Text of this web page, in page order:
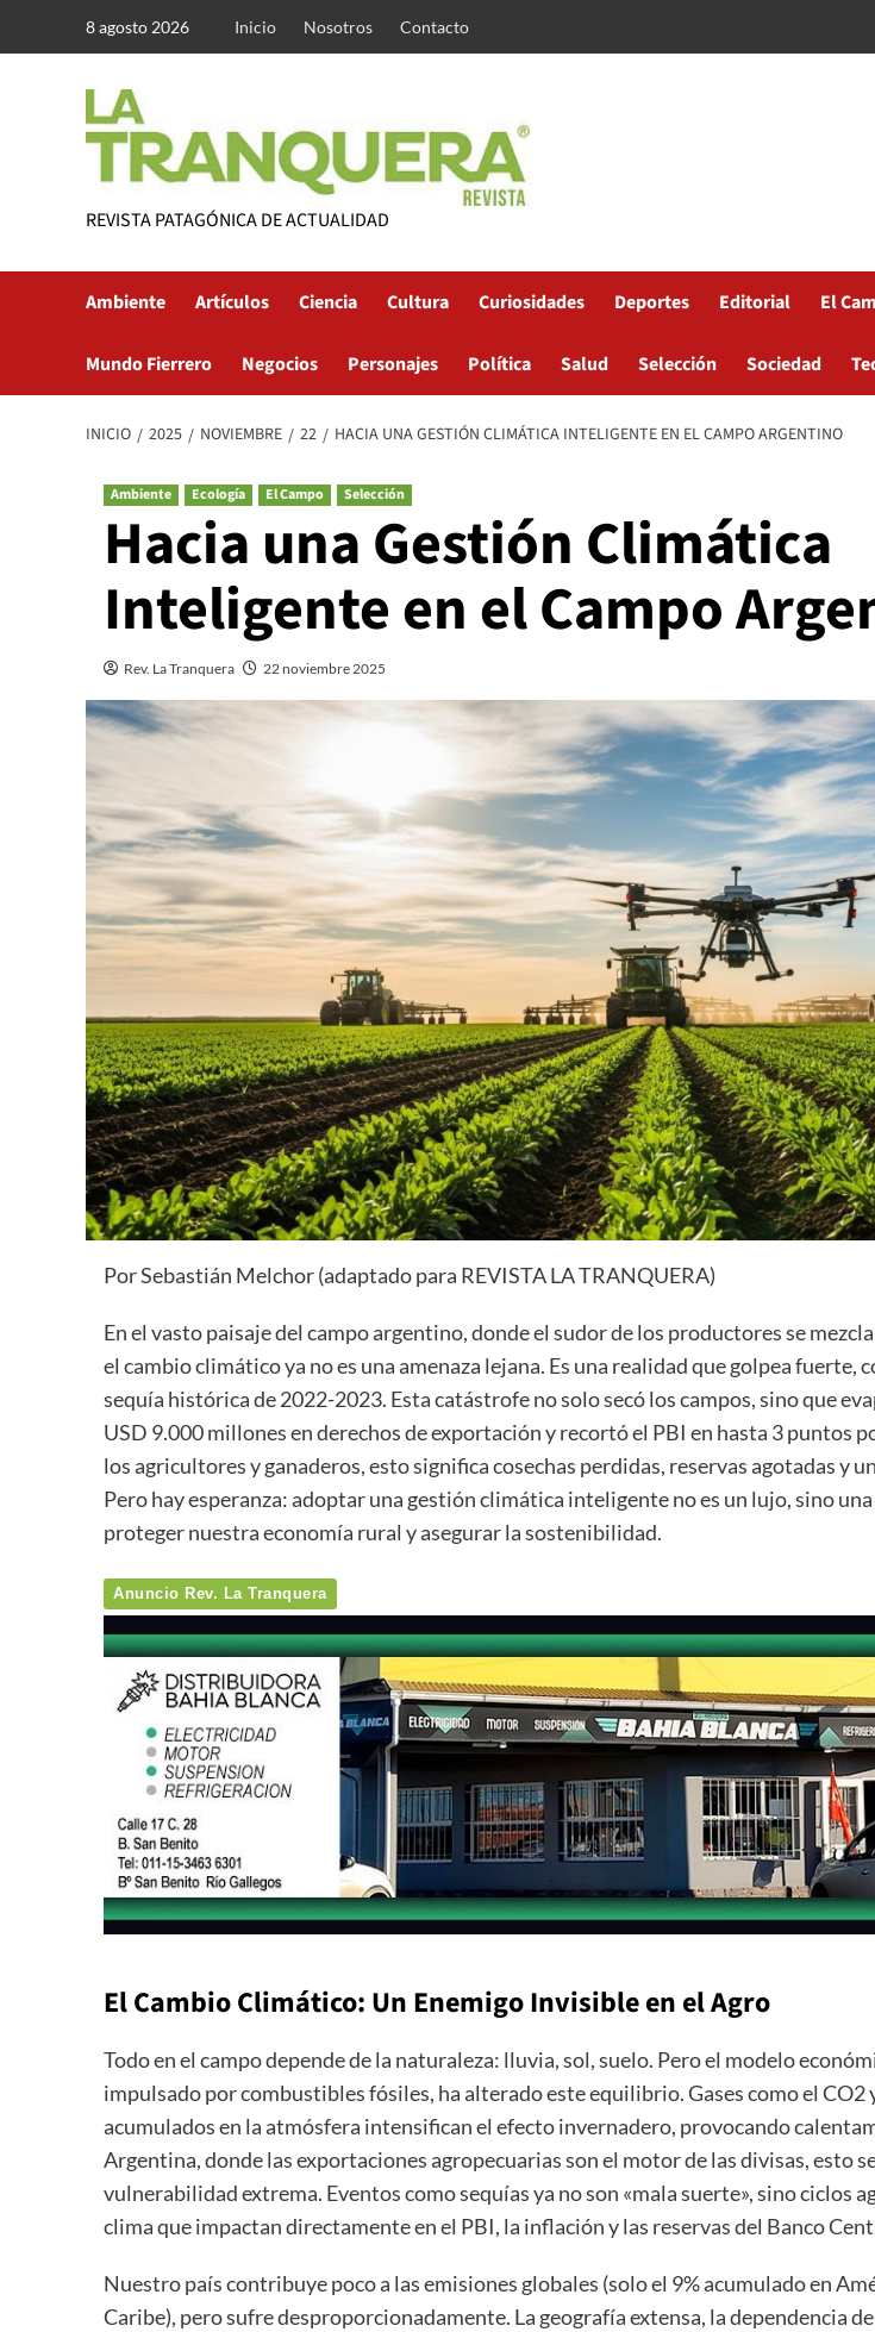
8 agosto 2026 Inicio Nosotros Contacto
REVISTA PATAGÓNICA DE ACTUALIDAD
Ambiente Artículos Ciencia Cultura Curiosidades Deportes Editorial El
Mundo Fierrero Negocios Personajes Política Salud Selección Sociedad
INICIO 2025 NOVIEMBRE 22 HACIA UNA GESTIÓN CLIMÁTICA INTELIGENTE EN EL CAMPO ARGENTINO
Ambiente Ecología El Campo Selección
Hacia una Gestión Climática
Inteligente en el Campo
Rev. La Tranquera 22 noviembre 2025
Por Sebastián Melchor (adaptado para REVISTA LA TRANQUERA)
En el vasto paisaje del campo argentino, donde el sudor de los productores se
el cambio climático ya no es una amenaza lejana. Es una realidad que golpea fuerte,
sequía histórica de 2022-2023. Esta catástrofe no solo secó los campos, sino que
USD 9.000 millones en derechos de exportación y recortó el PBI en hasta 3 puntos
los agricultores y ganaderos, esto significa cosechas perdidas, reservas agotadas y
Pero hay esperanza: adoptar una gestión climática inteligente no es un lujo, sino
proteger nuestra economía rural y asegurar la sostenibilidad.
Anuncio Rev. La Tranquera
El Cambio Climático: Un Enemigo Invisible en el Agro
Todo en el campo depende de la naturaleza: lluvia, sol, suelo. Pero el modelo
impulsado por combustibles fósiles, ha alterado este equilibrio. Gases como el CO2
acumulados en la atmósfera intensifican el efecto invernadero, provocando
Argentina, donde las exportaciones agropecuarias son el motor de las divisas, esto
vulnerabilidad extrema. Eventos como sequías ya no son «mala suerte», sino ciclos
clima que impactan directamente en el PBI, la inflación y las reservas del Banco
Nuestro país contribuye poco a las emisiones globales (solo el 9% acumulado en
Caribe), pero sufre desproporcionadamente. La geografía extensa, la dependencia